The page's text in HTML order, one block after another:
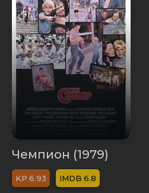
Чемпион (1979)
6.93 6.8